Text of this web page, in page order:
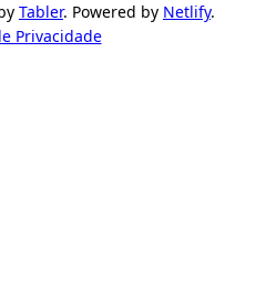
Tabler. Powered by Netlify.
Privacidade